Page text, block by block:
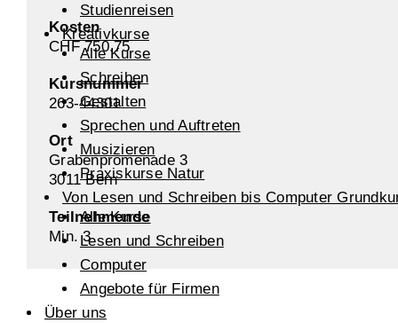
Studienreisen
Kreativkurse
Alle Kurse
Schreiben
Gestalten
Sprechen und Auftreten
Musizieren
Praxiskurse Natur
Von Lesen und Schreiben bis Computer
Alle Kurse
Lesen und Schreiben
Computer
Angebote für Firmen
Über uns
Kosten
CHF 750.75
Kursnummer
263-44301
Ort
Grabenpromenade 3
3011 Bern
Teilnehmende
Min. 3